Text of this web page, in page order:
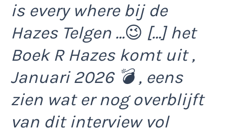
is every where bij de
Hazes Telgen …😉 […] het
Boek R Hazes komt uit ,
Januari 2026 💣 , eens
zien wat er nog overblijft
van dit interview vol